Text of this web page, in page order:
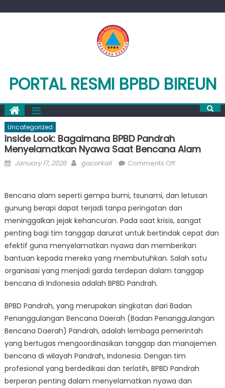
PORTAL RESMI BPBD BIREUN
Uncategorized
Inside Look: Bagaimana BPBD Pandrah
Menyelamatkan Nyawa Saat Bencana Alam
Posted
January 17, 2026 Author
gacorkali Comments Offon
Bagaimana
BPBD
Pandrah
Nyawa
Saat
Bencana
Alam
Bencana alam seperti gempa bumi, tsunami, dan letusan
gunung berapi dapat terjadi tanpa peringatan dan
meninggalkan jejak kehancuran. Pada saat krisis, sangat
penting bagi tim tanggap darurat untuk bertindak cepat dan
efektif guna menyelamatkan nyawa dan memberikan
bantuan kepada mereka yang membutuhkan. Salah satu
organisasi yang menjadi garda terdepan dalam tanggap
bencana di Indonesia adalah BPBD Pandrah.
BPBD Pandrah, yang merupakan singkatan dari Badan
Penanggulangan Bencana Daerah (Badan Penanggulangan
Bencana Daerah) Pandrah, adalah lembaga pemerintah
yang bertugas mengoordinasikan tanggap dan manajemen
bencana di wilayah Pandrah, Indonesia. Dengan tim
profesional yang berdedikasi dan terlatih, BPBD Pandrah
berperan penting dalam menyelamatkan nyawa dan